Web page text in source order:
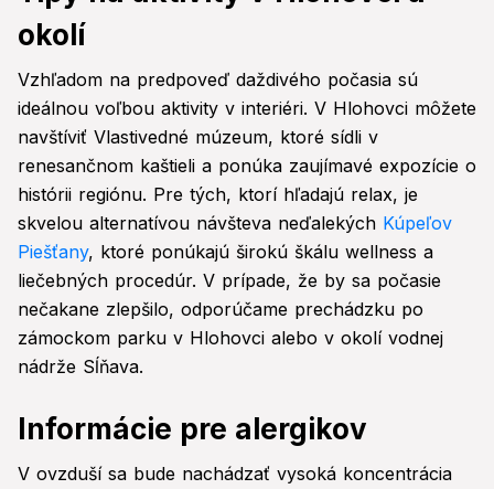
okolí
Vzhľadom na predpoveď daždivého počasia sú
ideálnou voľbou aktivity v interiéri. V Hlohovci môžete
navštíviť Vlastivedné múzeum, ktoré sídli v
renesančnom kaštieli a ponúka zaujímavé expozície o
histórii regiónu. Pre tých, ktorí hľadajú relax, je
skvelou alternatívou návšteva neďalekých Kúpeľov
Piešťany, ktoré ponúkajú širokú škálu wellness a
liečebných procedúr. V prípade, že by sa počasie
nečakane zlepšilo, odporúčame prechádzku po
zámockom parku v Hlohovci alebo v okolí vodnej
nádrže Sĺňava.
Informácie pre alergikov
V ovzduší sa bude nachádzať vysoká koncentrácia